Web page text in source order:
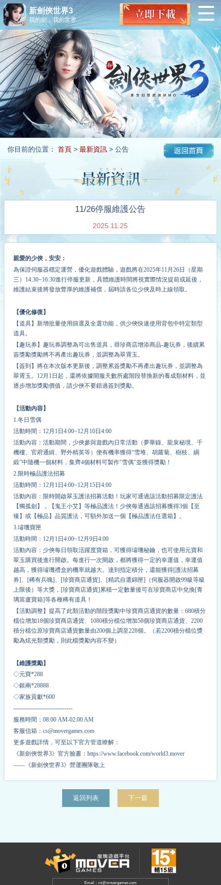
新劍俠世界3
我的劍，我的世界
你目前的位置： 首頁> 最新資訊> 公告
11/26停服維護公告
2025.11.25
親愛的少俠，安安：
為保證伺服器穩定運營， 優化遊戲體驗，遊戲將在2025年11 月26日（星期
三）14:30~16:30進行停服更新，具體維護時間將視實際情況提前或延後，
維護結束後將發放豐厚的維護補償，屆時請各位少俠及時上線領取。
【優化修復】
【道具】新增批量使用篩選及全選功能，供少俠快速使用背包中特定類型
道具。
【趣玩券】趣玩券調整為可出售道具，尋珍商店增添商品-趣玩券，後續累
簽獎勵獎勵將不再產出趣玩券，並調整為翠霄玉。
【簽到】將在本次版本更新後，調整累簽獎勵不再產出趣玩券，並調整為
翠霄玉。12月1日起，還將依據開服天數所處階段替換新的養成類材料，並
逐步增加獎勵價值，請少俠不要錯過簽到獎勵。
【活動內容】
1.冬日雪偶
活動時間：12月1日4:00~12月10日4:00
活動內容：活動期間，少俠參與遊戲內日常活動（夢華錄、龍泉秘境、千
機樓、官府通緝、野外精英等）便有機率獲得“雪堆、胡蘿蔔、樹枝、綢
緞”中隨機一個材料，集齊4個材料可製作"雪偶"並獲得獎勵！
2.限時極品護法招募
活動時間：12月1日4:00~12月15日4:00
活動內容：限時開啟翠玉護法招募活動！玩家可通過該活動招募限定護法
【獨孤劍】，【鬼王小艾】等極品護法！少俠每通過該招募獲得3個【至
臻】或【極品】品質護法，可額外加送一個【極品護法任選箱】。
3.璿璣寶匣
活動時間：12月1日4:00~12月9日4:00
活動內容：少俠每日領取活躍度寶箱，可獲得璿璣秘鑰，也可使用元寶和
翠玉購買後進行開啟。每進行一次開啟，都將獲得一定的幸運值，幸運值
越高，獲得璿璣禮盒的機率就越大。達到指定積分，還能獲得[護法招募
券]、[稀有兵魄]、[珍寶商店通貨]、[精武自選錦匣]（伺服器開啟99級等級
上限後）等大獎，[珍寶商店通貨]累積一定數量後可在珍寶商店中兌換[青
璃當盧寶箱]等各種稀有道具！
【活動調整】提高了此類活動的階段獎勵中珍寶商店通貨的數量：680積分
檔位增加18個珍寶商店通貨、1080積分檔位增加58個珍寶商店通貨、2200
積分檔位原珍寶商店通貨數量由200個上調至228個。（若2200積分檔位獎
勵為炫光類獎勵，則此檔獎勵內容不變）
【維護獎勵】
◇元寶*288
◇銀兩*28888
◇家族貢獻*600
------------------------------
服務時間：08:00 AM-02:00 AM
客服信箱：cs@movergames.com
更多遊戲詳情，可至以下官方管道瞭解：
《新劍俠世界3》官方臉書：https://www.facebook.com/world3.mover
——《新劍俠世界3》營運團隊敬上
返回列表 下一篇
Email：cs@movergames.com